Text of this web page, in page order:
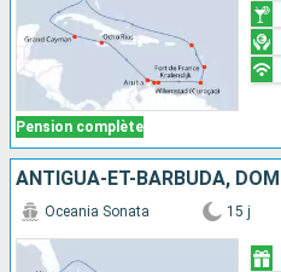
Pension complète
Oceania Sonata 15 j